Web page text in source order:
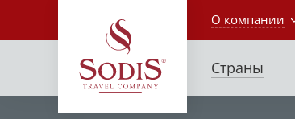
О компании
Страны